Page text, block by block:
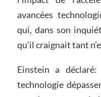
avancées
qui, dans son
qu’il craignait tant
Einstein a
technologie